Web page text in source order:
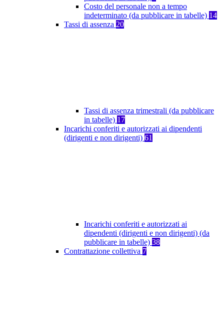
Costo del personale non a tempo
indeterminato (da pubblicare in tabelle) 14
Tassi di assenza 20
Tassi di assenza trimestrali (da pubblicare
in tabelle) 17
Incarichi conferiti e autorizzati ai dipendenti
(dirigenti e non dirigenti) 61
Incarichi conferiti e autorizzati ai
dipendenti (dirigenti e non dirigenti) (da
pubblicare in tabelle) 38
Contrattazione collettiva 7